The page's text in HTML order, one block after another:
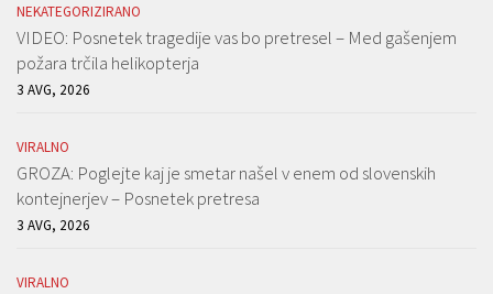
NEKATEGORIZIRANO
VIDEO: Posnetek tragedije vas bo pretresel – Med gašenjem
požara trčila helikopterja
3 AVG, 2026
VIRALNO
GROZA: Poglejte kaj je smetar našel v enem od slovenskih
kontejnerjev – Posnetek pretresa
3 AVG, 2026
VIRALNO